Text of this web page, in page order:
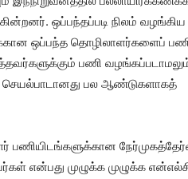
ஒப்பந்தப்படி நிலம் வழங்கிய
ஒப்பந்த தொழிலாளர்களைப்
பணி
செயல்பாடானது பல ஆண்டுகளாகத்
என்பது முழுக்க முழுக்க